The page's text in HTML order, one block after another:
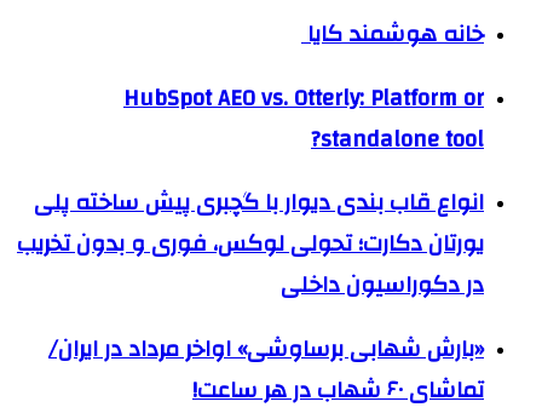
خانه هوشمند کایا
HubSpot AEO vs. Otterly: Platform or
standalone tool?
انواع قاب بندی دیوار با گچبری پیش ساخته پلی
یورتان دکارت؛ تحولی لوکس، فوری و بدون تخریب
در دکوراسیون داخلی
«بارش شهابی برساوشی» اواخر مرداد در ایران/
تماشای ۶۰ شهاب در هر ساعت!